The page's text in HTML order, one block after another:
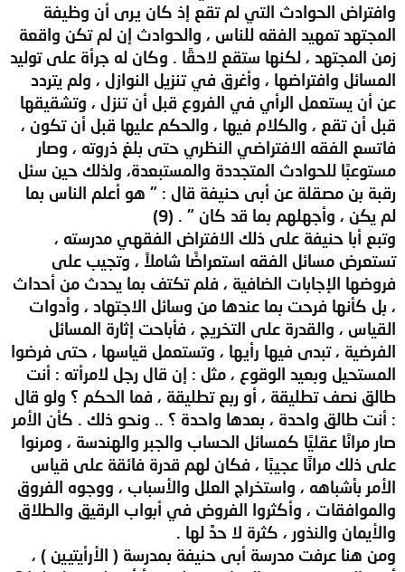
وافتراض الحوادث التي لم تقع إذ كان يرى أن وظيفة
المجتهد تمهيد الفقه للناس ، والحوادث إن لم تكن واقعة
زمن المجتهد ، لكنها ستقع لاحقًا . وكان له جرأة على توليد
المسائل وافتراضها ، وأغرق في تنزيل النوازل ، ولم يتردد
عن أن يستعمل الرأي في الفروع قبل أن تنزل ، وتشقيقها
قبل أن تقع ، والكلام فيها ، والحكم عليها قبل أن تكون ،
فاتسع الفقه الافتراضي النظري حتى بلغ ذروته ، وصار
مستوعبًا للحوادث المتجددة والمستبعدة، ولذلك حين سئل
رقبة بن مصقلة عن أبى حنيفة قال : " هو أعلم الناس بما
لم يكن ، وأجهلهم بما قد كان " . (9)
وتبع أبا حنيفة على ذلك الافتراض الفقهي مدرسته ،
تستعرض مسائل الفقه استعراضًا شاملاً ، وتجيب على
فروضها الإجابات الضافية ، فلم تكتف بما يحدث من أحداث
، بل كأنها فرحت بما عندها من وسائل الاجتهاد ، وأدوات
القياس ، والقدرة على التخريج ، فأباحت إثارة المسائل
الفرضية ، تبدى فيها رأيها ، وتستعمل قياسها ، حتى فرضوا
المستحيل وبعيد الوقوع ، مثل : إن قال رجل لامرأته : أنت
طالق نصف تطليقة ، أو ربع تطليقة ، فما الحكم ؟ ولو قال
: أنت طالق واحدة ، بعدها واحدة ؟ .. ونحو ذلك . كأن الأمر
صار مرانًا عقليًا كمسائل الحساب والجبر والهندسة ، ومرنوا
على ذلك مرانًا عجيبًا ، فكان لهم قدرة فائقة على قياس
الأمر بأشباهه ، واستخراج العلل والأسباب ، ووجوه الفروق
والموافقات ، وأكثروا الفروض في أبواب الرقيق والطلاق
والأيمان والنذور ، كثرة لا حدَّ لها .
ومن هنا عرفت مدرسة أبى حنيفة بمدرسة ( الأرأيتيين ) ،